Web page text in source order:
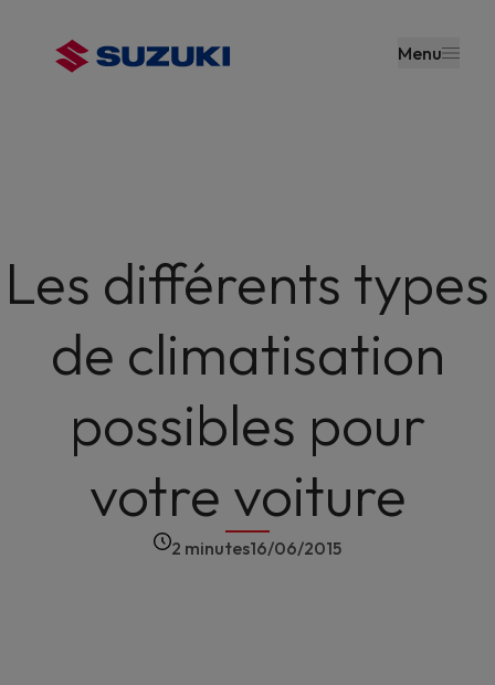
principal
Menu
Les différents types
de climatisation
possibles pour
votre voiture
2 minutes16/06/2015